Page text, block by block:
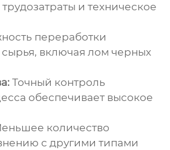
и техническое
переработки
включая лом черных
Точный контроль
обеспечивает высокое
количество
с другими типами